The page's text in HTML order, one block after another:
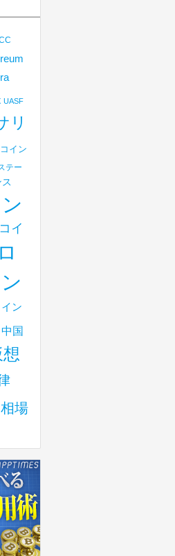
UASF
リ
コイン
テー
イ
ン
中国
相場